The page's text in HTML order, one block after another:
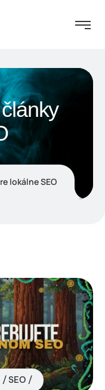
lokálne SEO
SEO